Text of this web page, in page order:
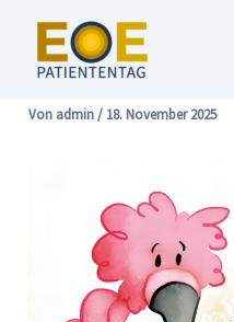
springen
Von admin/ 18. November 2025